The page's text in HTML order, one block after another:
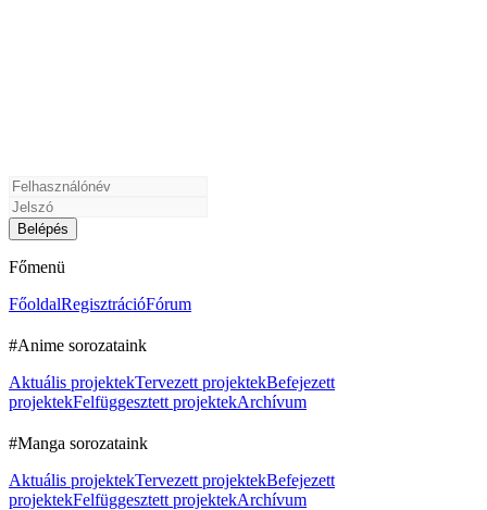
Főmenü
FőoldalRegisztrációFórum
#Anime sorozataink
Aktuális projektekTervezett projektekBefejezett
projektekFelfüggesztett projektekArchívum
#Manga sorozataink
Aktuális projektekTervezett projektekBefejezett
projektekFelfüggesztett projektekArchívum